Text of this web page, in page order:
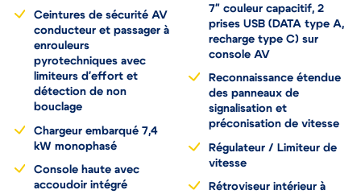
Ceintures de sécurité AV
conducteur et passager à
enrouleurs
pyrotechniques avec
limiteurs d'effort et
détection de non
bouclage
Chargeur embarqué 7,4
kW monophasé
Console haute avec
accoudoir intégré
7" couleur capacitif, 2
prises USB (DATA type A,
recharge type C) sur
console AV
Reconnaissance étendue
des panneaux de
signalisation et
préconisation de vitesse
Régulateur / Limiteur de
vitesse
Rétroviseur intérieur à